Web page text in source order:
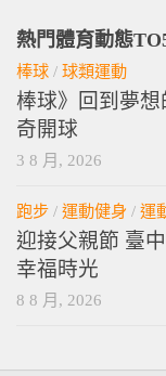
熱門體育動態
棒球 / 球類運動
棒球》回到夢
奇開球
3 8 月, 2026
跑步 / 運動健身 / 運
迎接父親節 臺
幸福時光
8 8 月, 2026